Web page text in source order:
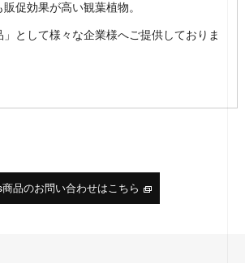
促効果が高い観葉植物。
」として様々な企業様へご提供しておりま
商品のお問い合わせはこちら